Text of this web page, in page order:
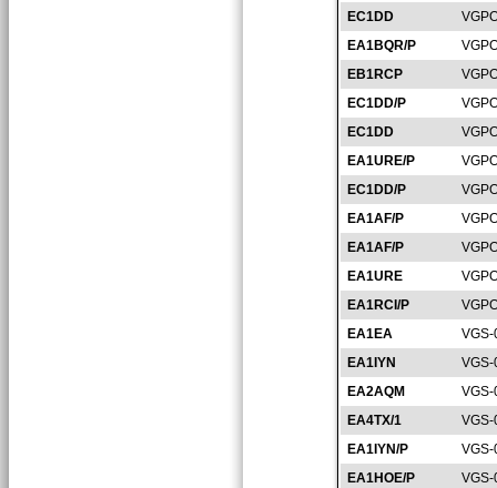
EC1DD
EA1BQR/P
EB1RCP
EC1DD/P
EC1DD
EA1URE/P
EC1DD/P
EA1AF/P
EA1AF/P
EA1URE
EA1RCI/P
EA1EA
EA1IYN
EA2AQM
EA4TX/1
EA1IYN/P
EA1HOE/P